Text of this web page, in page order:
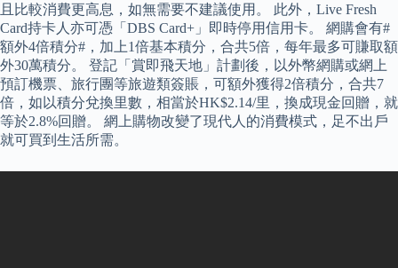
且比較消費更高息，如無需要不建議使用。 此外，Live Fresh
Card持卡人亦可憑「DBS Card+」即時停用信用卡。 網購會有#
額外4倍積分#，加上1倍基本積分，合共5倍，每年最多可賺取額
外30萬積分。 登記「賞即飛天地」計劃後，以外幣網購或網上
預訂機票、旅行團等旅遊類簽賬，可額外獲得2倍積分，合共7
倍，如以積分兌換里數，相當於HK$2.14/里，換成現金回贈，就
等於2.8%回贈。 網上購物改變了現代人的消費模式，足不出戶
就可買到生活所需。